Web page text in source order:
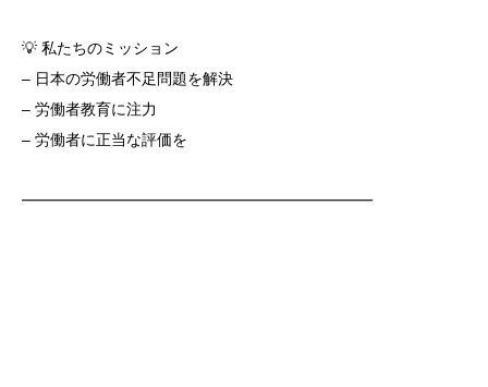
💡 私たちのミッション
– 日本の労働者不足問題を解決
– 労働者教育に注力
– 労働者に正当な評価を
━━━━━━━━━━━━━━━━━━━━━━━